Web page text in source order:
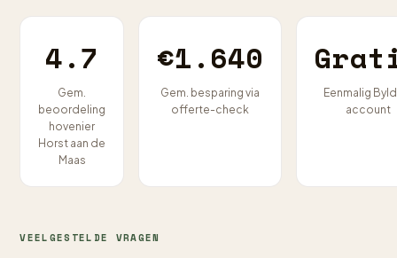
4.7
Gem.
beoordeling
hovenier
Horst aan de
Maas
€1.640
Gem. besparing via
offerte-check
Eenmalig
account
VEELGESTELDE VRAGEN